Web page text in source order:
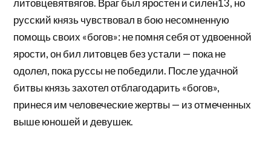
литовцевятвягов. Враг был яростен и силен13, но
русский князь чувствовал в бою несомненную
помощь своих «богов»: не помня себя от удвоенной
ярости, он бил литовцев без устали — пока не
одолел, пока руссы не победили. После удачной
битвы князь захотел отблагодарить «богов»,
принеся им человеческие жертвы — из отмеченных
выше юношей и девушек.